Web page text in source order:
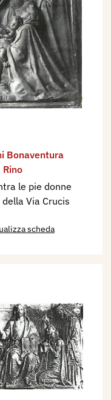
Bonaventura
Rino
le pie donne
Via Crucis
scheda